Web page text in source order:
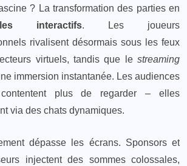
? La transformation des parties en
interactifs. Les joueurs
rivalisent désormais sous les feux
virtuels, tandis que le streaming
immersion instantanée. Les audiences
plus de regarder – elles
via des chats dynamiques.
dépasse les écrans. Sponsors et
injectent des sommes colossales,